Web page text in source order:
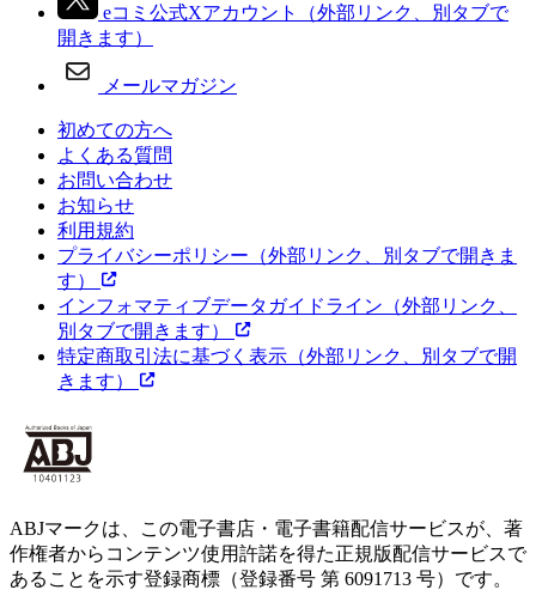
eコミ公式Xアカウント
（外部リンク、別タブで
開きます）
メールマガジン
初めての方へ
よくある質問
お問い合わせ
お知らせ
利用規約
プライバシーポリシー （外部リンク、別タブで開きま
す）
インフォマティブデータガイドライン （外部リンク、
別タブで開きます）
特定商取引法に基づく表示 （外部リンク、別タブで開
きます）
ABJマークは、この電子書店・電子書籍配信サービスが、著
作権者からコンテンツ使用許諾を得た正規版配信サービスで
あることを示す登録商標（登録番号 第 6091713 号）です。